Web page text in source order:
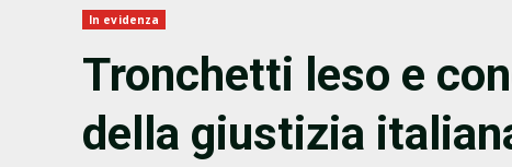
In evidenza
Tronchetti leso e
della giustizia